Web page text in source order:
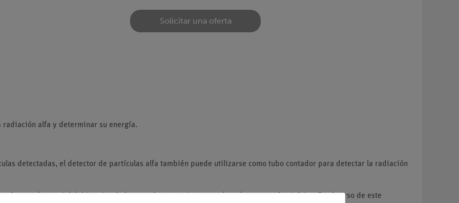
Solicitar una oferta
alfa y determinar su energía.
detectadas, el detector de partículas alfa también puede utilizarse como tubo contador para detectar la radiación
con el material del interior de la capa de agotamiento y cede toda su energía cinética. En el curso de este